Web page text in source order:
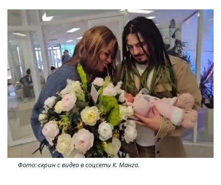
Фото: скрин с видео в соцсети К. Манго.